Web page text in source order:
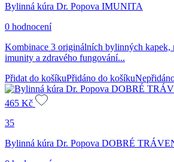
Bylinná kúra Dr. Popova IMUNITA
0 hodnocení
Kombinace 3 originálních bylinných kapek,
imunity a zdravého fungování...
Přidat do košíkuPřidáno do košíku
465 Kč
35
Bylinná kúra Dr. Popova DOBRÉ